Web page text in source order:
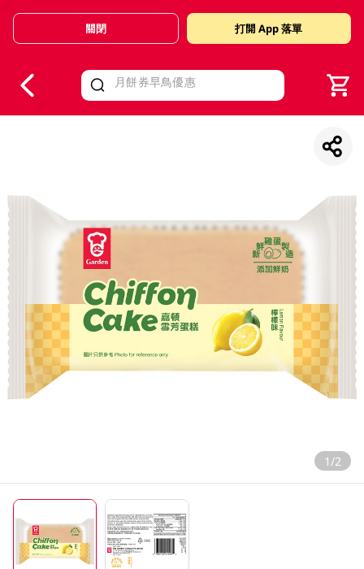
Valid Until 30 June 2026
關閉 打開 App 落單
1/2